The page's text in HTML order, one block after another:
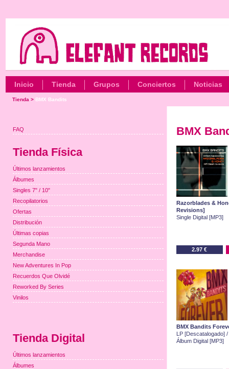
Inicio Tienda Grupos Conciertos Noticias
Tienda > BMX Bandits
BMX
Razorblades &
Revisions]
Single Digital [MP3]
2.97 €
BMX Bandits
LP [Descatalogado]
Álbum Digital [MP3]
FAQ
Tienda Física
Últimos lanzamientos
Álbumes
Singles 7" / 10"
Recopilatorios
Ofertas
Distribución
Últimas copias
Segunda Mano
Merchandise
New Adventures In Pop
Recuerdos Que Olvidé
Reworked By Series
Vinilos
Tienda Digital
Últimos lanzamientos
Álbumes